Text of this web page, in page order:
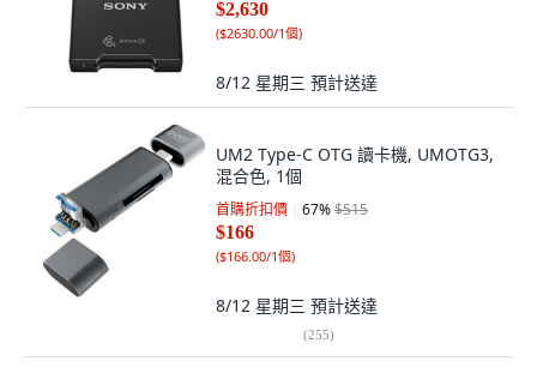
$2,630
($2630.00/1個)
8/12 星期三 預計送達
UM2 Type-C OTG 讀卡機, UMOTG3,
混合色, 1個
首購折扣價 67%$515
$166
($166.00/1個)
8/12 星期三 預計送達
(255)